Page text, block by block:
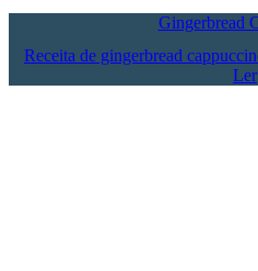
Gingerbread
Receita de gingerbread
Ler